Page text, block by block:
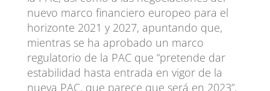
nuevo marco financiero europeo para el
horizonte 2021 y 2027, apuntando que,
mientras se ha aprobado un marco
regulatorio de la PAC que “pretende dar
estabilidad hasta entrada en vigor de la
nueva PAC, que parece que será en 2023”,